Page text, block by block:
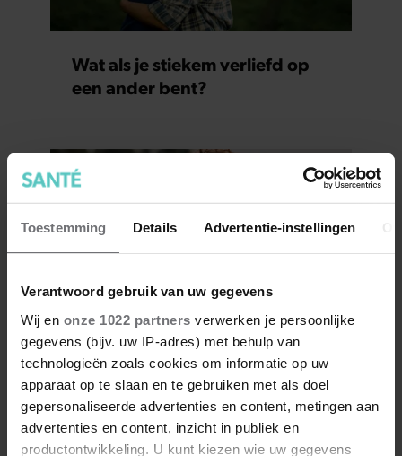
Toestemming Details Advertentie-instellingen
Verantwoord gebruik van uw gegevens
Wij en onze 1022 partners verwerken je persoonlijke
gegevens (bijv. uw IP-adres) met behulp van
technologieën zoals cookies om informatie op uw
apparaat op te slaan en te gebruiken met als doel
gepersonaliseerde advertenties en content, metingen aan
advertenties en content, inzicht in publiek en
productontwikkeling. U kunt kiezen wie uw gegevens
Wat als je stiekem verliefd op
een ander bent?
7 kleine dingen die je leven
beter maken (en weinig tijd
kosten)